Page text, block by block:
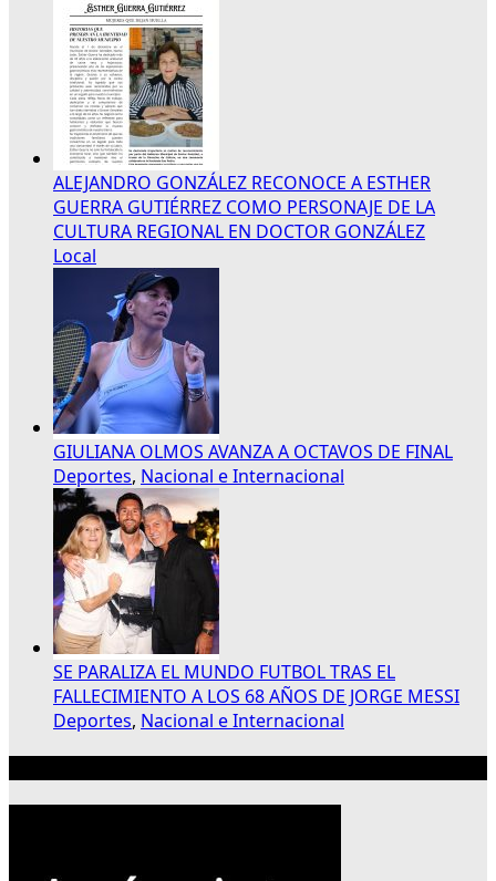
ALEJANDRO GONZÁLEZ RECONOCE A ESTHER
GUERRA GUTIÉRREZ COMO PERSONAJE DE LA
CULTURA REGIONAL EN DOCTOR GONZÁLEZ
Local
GIULIANA OLMOS AVANZA A OCTAVOS DE FINAL
Deportes, Nacional e Internacional
SE PARALIZA EL MUNDO FUTBOL TRAS EL
FALLECIMIENTO A LOS 68 AÑOS DE JORGE MESSI
Deportes, Nacional e Internacional